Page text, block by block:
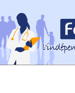
au
contenu